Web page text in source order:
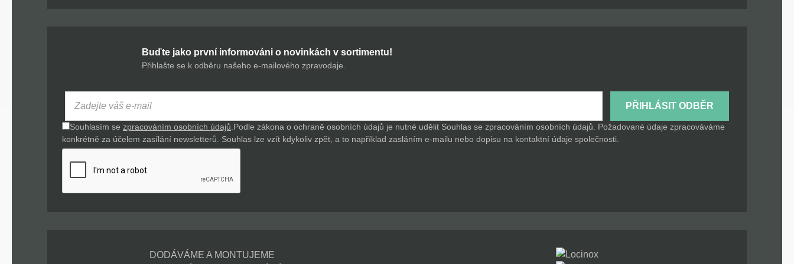
Buďte jako první informováni o novinkách v sortimentu!
Přihlašte se k odběru našeho e-mailového zpravodaje.
PŘIHLÁSIT ODBĚR
Souhlasím se zpracováním osobních údajů Podle zákona o ochraně osobních údajů je nutné udělit Souhlas se zpracováním osobních údajů. Požadované údaje zpracováváme
konkrétně za účelem zasílání newsletterů. Souhlas lze vzít kdykoliv zpět, a to například zasláním e-mailu nebo dopisu na kontaktní údaje společnosti.
DODÁVÁME A MONTUJEME